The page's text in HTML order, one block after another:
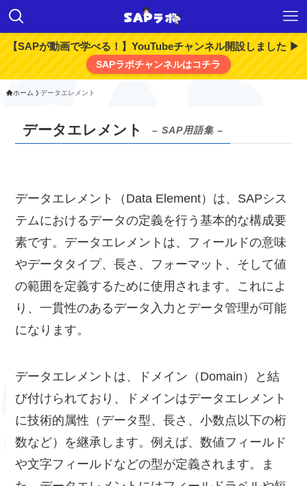
【SAPが動画で学べる！】YouTubeチャンネル開設しました ▶
SAPラボチャンネルはコチラ
ホーム データエレメント
データエレメント – SAP用語集 –
データエレメント（Data Element）は、SAPシス
テムにおけるデータの定義を行う基本的な構成要
素です。データエレメントは、フィールドの意味
やデータタイプ、長さ、フォーマット、そして値
の範囲を定義するために使用されます。これによ
り、一貫性のあるデータ入力とデータ管理が可能
になります。
データエレメントは、ドメイン（Domain）と結
び付けられており、ドメインはデータエレメント
に技術的属性（データ型、長さ、小数点以下の桁
数など）を継承します。例えば、数値フィールド
や文字フィールドなどの型が定義されます。ま